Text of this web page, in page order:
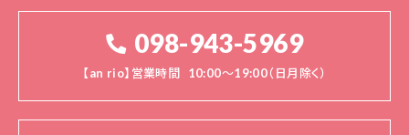
098-943-5969
【an rio】営業時間 10:00～19:00（日月除く）